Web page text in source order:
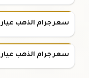
سعر جرام الذهب عيار ١٤
سعر جرام الذهب عيار ١٢